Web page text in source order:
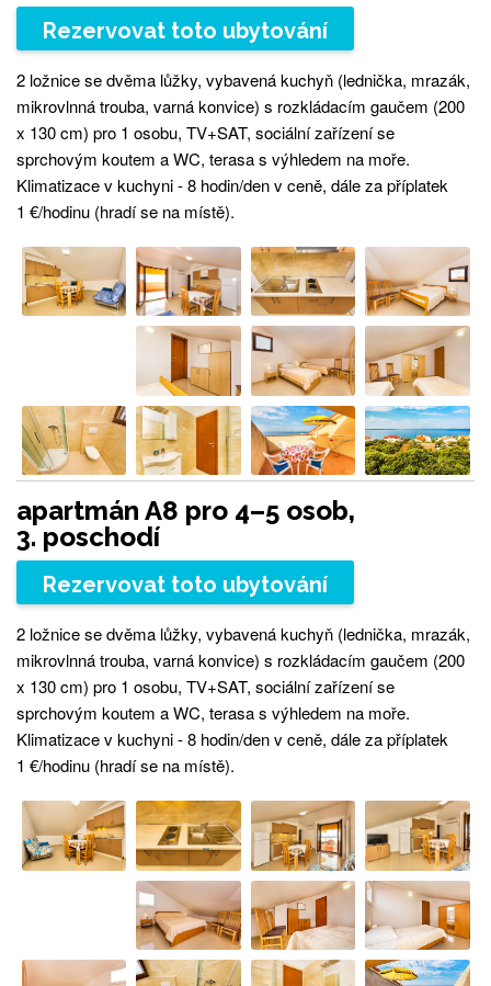
Rezervovat toto ubytování
2 ložnice se dvěma lůžky, vybavená kuchyň (lednička, mrazák,
mikrovlnná trouba, varná konvice) s rozkládacím gaučem (200
x 130 cm) pro 1 osobu, TV+SAT, sociální zařízení se
sprchovým koutem a WC, terasa s výhledem na moře.
Klimatizace v kuchyni - 8 hodin/den v ceně, dále za příplatek
1 €/hodinu (hradí se na místě).
apartmán A8 pro 4–5 osob,
3. poschodí
Rezervovat toto ubytování
2 ložnice se dvěma lůžky, vybavená kuchyň (lednička, mrazák,
mikrovlnná trouba, varná konvice) s rozkládacím gaučem (200
x 130 cm) pro 1 osobu, TV+SAT, sociální zařízení se
sprchovým koutem a WC, terasa s výhledem na moře.
Klimatizace v kuchyni - 8 hodin/den v ceně, dále za příplatek
1 €/hodinu (hradí se na místě).